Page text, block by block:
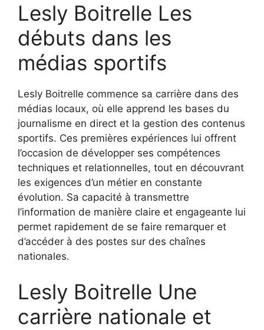
Lesly Boitrelle Les
débuts dans les
médias sportifs
Lesly Boitrelle commence sa carrière dans des
médias locaux, où elle apprend les bases du
journalisme en direct et la gestion des contenus
sportifs. Ces premières expériences lui offrent
l’occasion de développer ses compétences
techniques et relationnelles, tout en découvrant
les exigences d’un métier en constante
évolution. Sa capacité à transmettre
l’information de manière claire et engageante lui
permet rapidement de se faire remarquer et
d’accéder à des postes sur des chaînes
nationales.
Lesly Boitrelle Une
carrière nationale et